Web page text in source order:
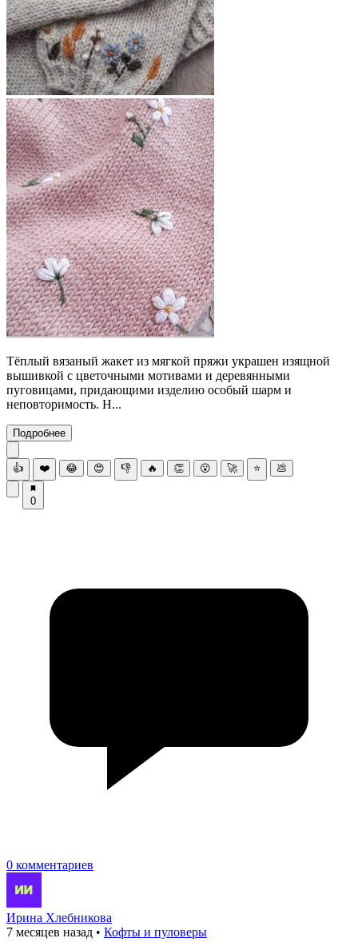
Тёплый вязаный жакет из мягкой пряжи украшен изящной
вышивкой с цветочными мотивами и деревянными
пуговицами, придающими изделию особый шарм и
неповторимость. Н...
Подробнее
👍 ❤️ 😂 😍 👎 🔥 👏 😮 🚀 ⭐ 💩
0
0 комментариев
Ирина Хлебникова
7 месяцев назад • Кофты и пуловеры